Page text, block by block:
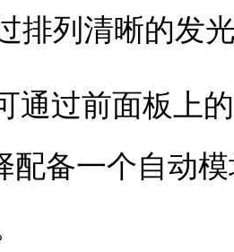
排列清晰的发
通过前面板上
配备一个自动